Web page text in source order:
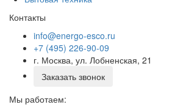
Контакты
info@energo-esco.ru
+7 (495) 226-90-09
г. Москва, ул. Лобненская, 21
Заказать звонок
Мы работаем: